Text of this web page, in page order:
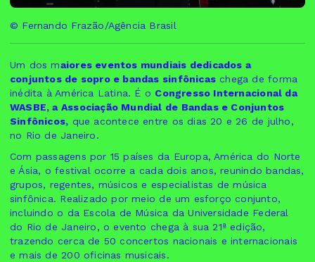
© Fernando Frazão/Agência Brasil
Um dos maiores eventos mundiais dedicados a
conjuntos de sopro e bandas sinfônicaschega de forma
inédita à América Latina. É o Congresso Internacional da
WASBE, a Associação Mundial de Bandas e Conjuntos
Sinfônicos, que acontece entre os dias 20 e 26 de julho,
no Rio de Janeiro.
Com passagens por 15 países da Europa, América do Norte
e Ásia, o festival ocorre a cada dois anos, reunindo bandas,
grupos, regentes, músicos e especialistas de música
sinfônica. Realizado por meio de um esforço conjunto,
incluindo o da Escola de Música da Universidade Federal
do Rio de Janeiro, o evento chega à sua 21ª edição,
trazendo cerca de 50 concertos nacionais e internacionais
e mais de 200 oficinas musicais.